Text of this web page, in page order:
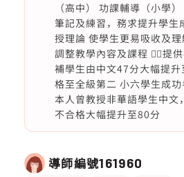
（高中） 功課輔導（小學）
筆記及練習，務求提升學生
授理論 使學生更易吸收及理
調整教學內容及課程 👉🏻提
補學生由中文47分大幅提
格至全級第二 小六學生成功
本人曾教授非華語學生中文
不合格大幅提升至80分
導師編號161960